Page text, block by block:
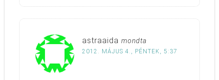
astraaida mondta
2012. MÁJUS 4., PÉNTEK, 5:37